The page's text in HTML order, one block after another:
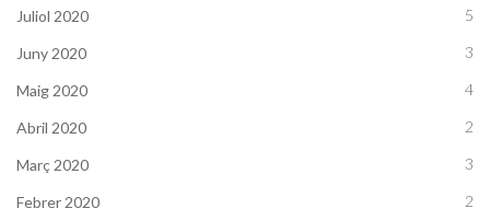
Juliol 2020 5
Juny 2020 3
Maig 2020 4
Abril 2020 2
Març 2020 3
Febrer 2020 2